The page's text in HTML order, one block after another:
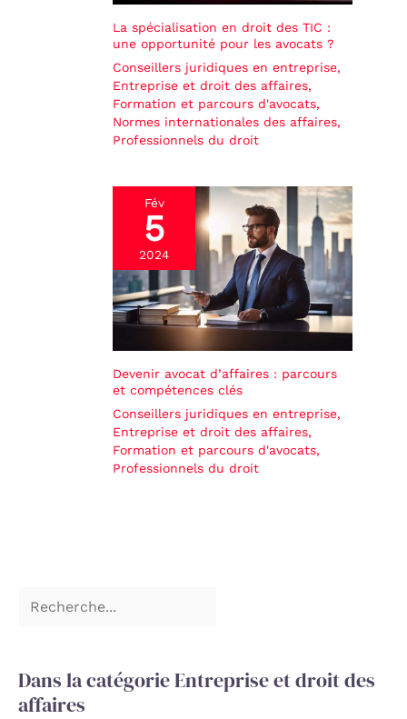
La spécialisation en droit des TIC :
une opportunité pour les avocats ?
Conseillers juridiques en entreprise,
Entreprise et droit des affaires,
Formation et parcours d'avocats,
Normes internationales des affaires,
Professionnels du droit
Fév
5
2024
Devenir avocat d’affaires : parcours
et compétences clés
Conseillers juridiques en entreprise,
Entreprise et droit des affaires,
Formation et parcours d'avocats,
Professionnels du droit
Dans la catégorie Entreprise et droit des
affaires